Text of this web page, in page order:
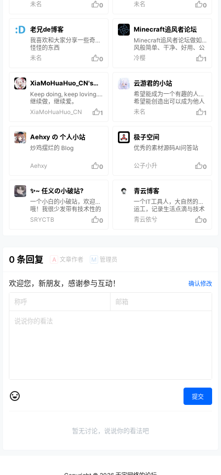
未名
0
未名
0
老兄de博客
我喜欢和大家分享一些奇奇
怪怪的东西
未名
0
Minecraft追风者论坛
Minecraft追风者论坛做如
风般简单、干净、好用、公
益的Minecraft论坛，为热
爱MC的人们一直运行下去~
日益增长的美好生活需要创
建的，完全用爱发电；由于
不满某些论坛的某些行为，
热爱Minecraft的人们共建
了一个新的Minecraft聊天
只有简单的交互逻辑提供给
需要的玩家们。提供服务…
冷樱 1
XiaMoHuaHuo_CN's
Blog
Keep doing, keep loving.
继续做，继续爱。
XiaMoHuaHuo_CN
1
云游君的小站
希望能成为一个有趣的人，
希望能创造出可以成为他人
回忆的事物。
未名 1
Aehxy の 个人小站
炒鸡摆烂的 Blog
Aehxy 0
极子空间
优秀的素材源码AI问答站
公子小升 0
✨~ 任义の小破站?
一个小白的小破站，欢迎
哦！我很少发带有技术性的
文章，也就发发一些游戏宣
传类的文章，跟论坛发帖差
SRYCTB 0
青云博客
一个IT工具人，大自然的搬
运工，记录生活点滴与技术
分享，搜刮生活藏下的所有
温柔。
青云依兮 0
0 条回复 A 文章作者 M 管理员
欢迎您，新朋友，感谢参与互动！ 确认修改
提交
暂无讨论，说说你的看法吧